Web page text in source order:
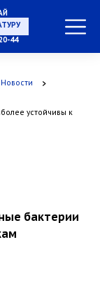
44
Новости
устойчивы к
бактерии